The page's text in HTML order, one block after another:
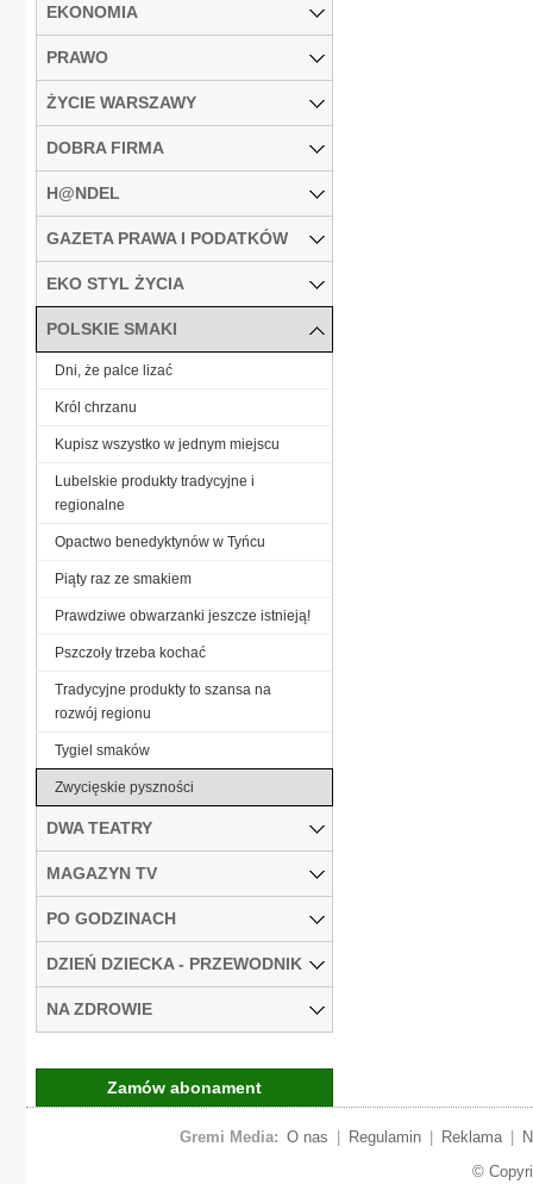
EKONOMIA
PRAWO
ŻYCIE WARSZAWY
DOBRA FIRMA
H@NDEL
GAZETA PRAWA I PODATKÓW
EKO STYL ŻYCIA
POLSKIE SMAKI
Dni, że palce lizać
Król chrzanu
Kupisz wszystko w jednym miejscu
Lubelskie produkty tradycyjne i
regionalne
Opactwo benedyktynów w Tyńcu
Piąty raz ze smakiem
Prawdziwe obwarzanki jeszcze istnieją!
Pszczoły trzeba kochać
Tradycyjne produkty to szansa na
rozwój regionu
Tygiel smaków
Zwycięskie pyszności
DWA TEATRY
MAGAZYN TV
PO GODZINACH
DZIEŃ DZIECKA - PRZEWODNIK
NA ZDROWIE
Zamów abonament
Gremi Media: O nas Regulamin Reklama
©